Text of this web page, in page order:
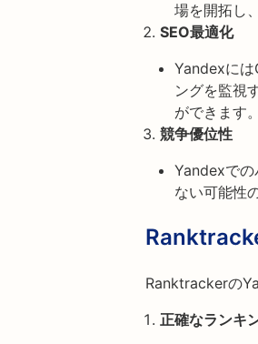
場を開拓し
SEO最適化
Yandexに
ングを監視
ができます。
競争優位性
Yandexでの
ない可能性
Ranktrackerの
正確なランキ